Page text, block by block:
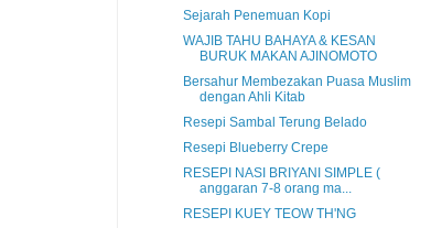
Sejarah Penemuan Kopi
WAJIB TAHU BAHAYA & KESAN
BURUK MAKAN AJINOMOTO
Bersahur Membezakan Puasa Muslim
dengan Ahli Kitab
Resepi Sambal Terung Belado
Resepi Blueberry Crepe
RESEPI NASI BRIYANI SIMPLE (
anggaran 7-8 orang ma...
RESEPI KUEY TEOW TH'NG